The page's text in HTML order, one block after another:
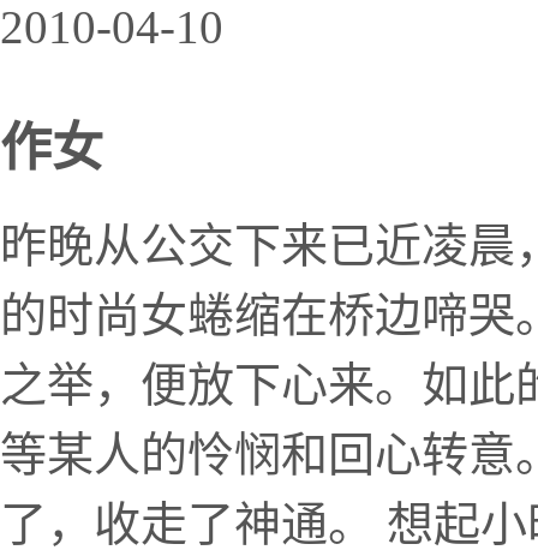
2010-04-10
作女
昨晚从公交下来已近凌
的时尚女蜷缩在桥边啼
之举，便放下心来。如
等某人的怜悯和回心转意
了，收走了神通。 想起